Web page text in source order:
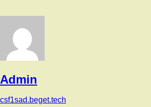
Admin
csf1sad.beget.tech